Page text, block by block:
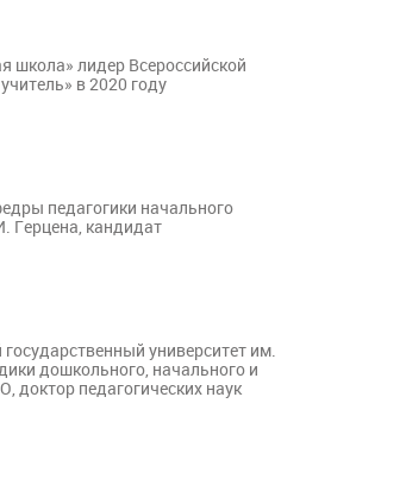
школа» лидер Всероссийской
в 2020 году
педагогики начального
Герцена, кандидат
университет им.
дошкольного, начального и
доктор педагогических наук